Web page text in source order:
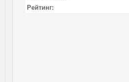
Рейтинг: